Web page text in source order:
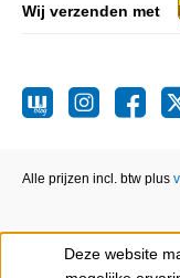
Wij verzenden met
Alle prijzen incl. btw plus
Show toolbar
Deze website